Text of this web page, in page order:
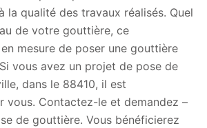
la qualité des travaux réalisés. Quel
de votre gouttière, ce
mesure de poser une gouttière
vous avez un projet de pose de
dans le 88410, il est
vous. Contactez-le et demandez –
de gouttière. Vous bénéficierez